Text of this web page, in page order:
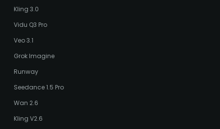
Kling 3.0
Vidu Q3 Pro
Veo 3.1
Grok Imagine
Runway
Seedance 1.5 Pro
Wan 2.6
Kling V2.6